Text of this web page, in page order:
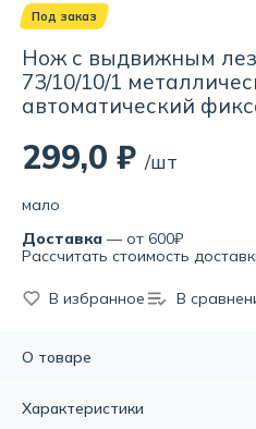
Под заказ
Нож с выдвижным
73/10/10/1
автоматический
299,0 ₽ /шт
мало
Доставка — от 600₽
Рассчитать стоимость
В избранное В
О товаре
различных материалов в
Характеристики